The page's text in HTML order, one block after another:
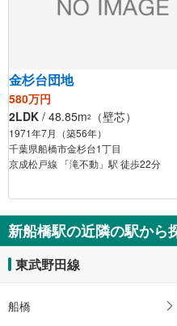
金杉台団地
580万円
2LDK / 48.85m2 （壁芯）
1971年7月（築56年）
千葉県船橋市金杉台1丁目
京成松戸線 「滝不動」駅 徒歩22分
新船橋駅の近隣の駅から
東武野田線
船橋